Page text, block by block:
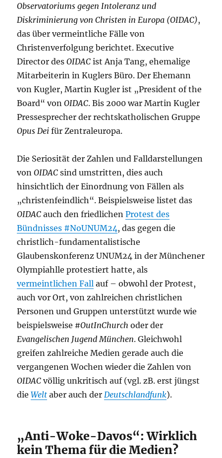
Observatoriums gegen Intoleranz und
Diskriminierung von Christen in Europa (OIDAC),
das über vermeintliche Fälle von
Christenverfolgung berichtet. Executive
Director desOIDAC ist Anja Tang, ehemalige
Mitarbeiterin in Kuglers Büro. Der Ehemann
von Kugler, Martin Kugler ist „President of the
Board“ vonOIDAC. Bis 2000 war Martin Kugler
Pressesprecher der rechtskatholischen Gruppe
Opus Dei für Zentraleuropa.
Die Seriosität der Zahlen und Falldarstellungen
vonOIDAC sind umstritten, dies auch
hinsichtlich der Einordnung von Fällen als
„christenfeindlich“. Beispielsweise listet das
OIDAC auch den friedlichenProtest des
Bündnisses #NoUNUM24 , das gegen die
christlich-fundamentalistische
Glaubenskonferenz UNUM24 in der Münchener
Olympiahlle protestiert hatte, als
vermeintlichen Fall auf – obwohl der Protest,
auch vor Ort, von zahlreichen christlichen
Personen und Gruppen unterstützt wurde wie
beispielsweise #OutInChurch oder der
Evangelischen Jugend München. Gleichwohl
greifen zahlreiche Medien gerade auch die
vergangenen Wochen wieder die Zahlen von
OIDAC völlig unkritisch auf (vgl. zB. erst jüngst
dieWelt aber auch der Deutschlandfunk).
„Anti-Woke-Davos“: Wirklich
kein Thema für die Medien?